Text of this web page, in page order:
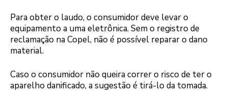
Para obter o laudo, o consumidor deve levar o
equipamento a uma eletrônica. Sem o registro de
reclamação na Copel, não é possível reparar o dano
material.
Caso o consumidor não queira correr o risco de ter o
aparelho danificado, a sugestão é tirá-lo da tomada.